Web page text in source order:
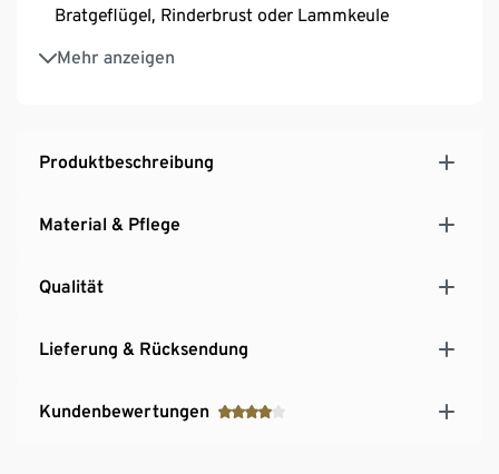
Bratgeflügel, Rinderbrust oder Lammkeule
Mehr anzeigen
Seitliche Griffe für Extrahalt und sicheren Transport
von schweren Gerichten
Rillenstruktur im Deckel sorgt für ideale
Beschichtung – zum Braten und Servieren
Produktbeschreibung
Material & Pflege
Qualität
Lieferung & Rücksendung
Kundenbewertungen